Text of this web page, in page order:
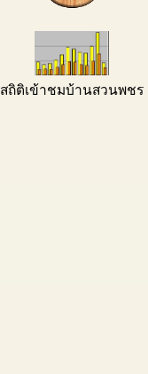
สถิติเข้าชมบ้านสวนพชร